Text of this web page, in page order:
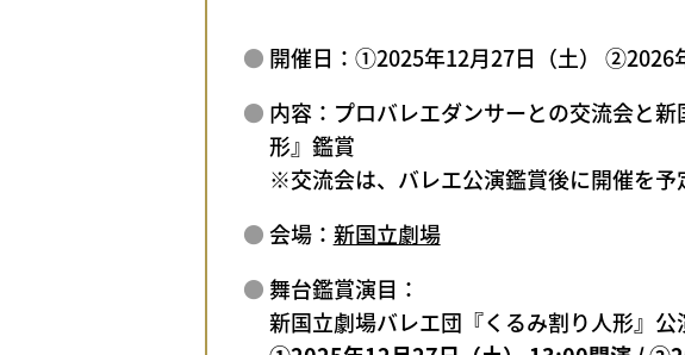
開催日：①2025年12月27日（土） ②2026
内容：プロバレエダンサーとの交流会と
形』鑑賞
※交流会は、バレエ公演鑑賞後に開催を予
会場： 新国立劇場
舞台鑑賞演目：
新国立劇場バレエ団『くるみ割り人形』公